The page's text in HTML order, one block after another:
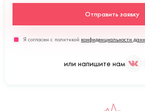
Отправить заявку
Я согласен с политикой конфиденциальности
или напишите нам